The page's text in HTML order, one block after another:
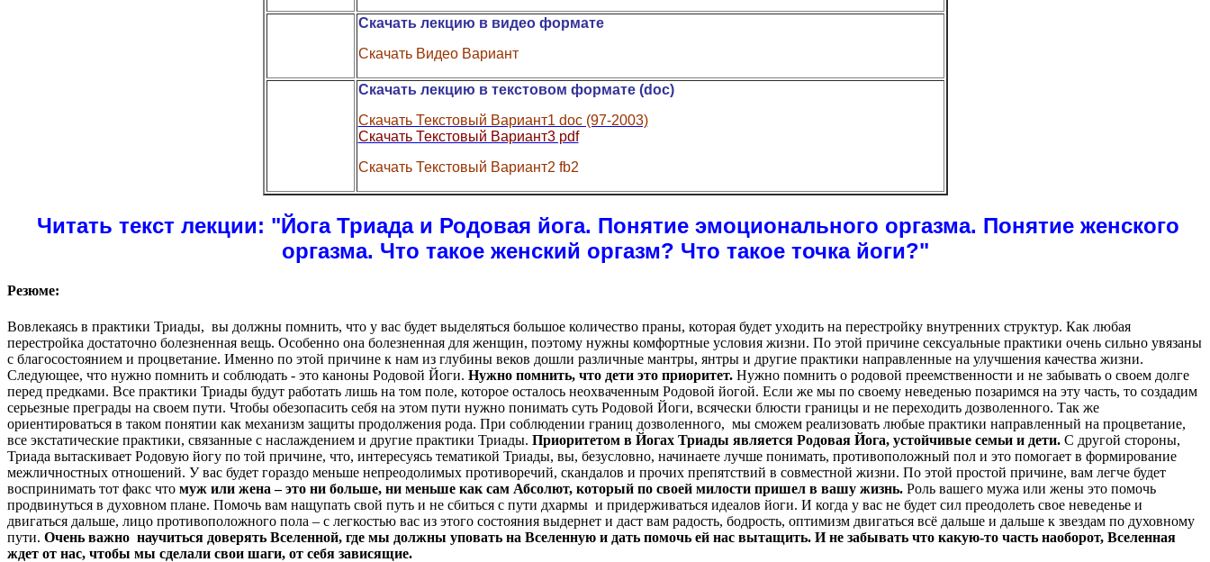
Скачать лекцию в видео формате
Скачать Видео Вариант
Скачать лекцию в текстовом формате (doc)
Скачать Текстовый Вариант1 doc (97-2003)
Скачать Текстовый Вариант3 pdf
Скачать Текстовый Вариант2 fb2
Читать текст лекции: "Йога Триада и Родовая йога. Понятие эмоционального оргазма. Понятие женского
оргазма. Что такое женский оргазм? Что такое точка йоги?"
Резюме:
Вовлекаясь в практики Триады, вы должны помнить, что у вас будет выделяться большое количество праны, которая будет уходить на перестройку внутренних структур. Как любая
перестройка достаточно болезненная вещь. Особенно она болезненная для женщин, поэтому нужны комфортные условия жизни. По этой причине сексуальные практики очень сильно увязаны
с благосостоянием и процветание. Именно по этой причине к нам из глубины веков дошли различные мантры, янтры и другие практики направленные на улучшения качества жизни.
Следующее, что нужно помнить и соблюдать - это каноны Родовой Йоги. Нужно помнить, что дети это приоритет. Нужно помнить о родовой преемственности и не забывать о своем долге
перед предками. Все практики Триады будут работать лишь на том поле, которое осталось неохваченным Родовой йогой. Если же мы по своему неведенью позаримся на эту часть, то создадим
серьезные преграды на своем пути. Чтобы обезопасить себя на этом пути нужно понимать суть Родовой Йоги, всячески блюсти границы и не переходить дозволенного. Так же
ориентироваться в таком понятии как механизм защиты продолжения рода. При соблюдении границ дозволенного, мы сможем реализовать любые практики направленный на процветание,
все экстатические практики, связанные с наслаждением и другие практики Триады. Приоритетом в Йогах Триады является Родовая Йога, устойчивые семьи и дети. С другой стороны,
Триада вытаскивает Родовую йогу по той причине, что, интересуясь тематикой Триады, вы, безусловно, начинаете лучше понимать, противоположный пол и это помогает в формирование
межличностных отношений. У вас будет гораздо меньше непреодолимых противоречий, скандалов и прочих препятствий в совместной жизни. По этой простой причине, вам легче будет
воспринимать тот факс что муж или жена – это ни больше, ни меньше как сам Абсолют, который по своей милости пришел в вашу жизнь. Роль вашего мужа или жены это помочь
продвинуться в духовном плане. Помочь вам нащупать свой путь и не сбиться с пути дхармы и придерживаться идеалов йоги. И когда у вас не будет сил преодолеть свое неведенье и
двигаться дальше, лицо противоположного пола – с легкостью вас из этого состояния выдернет и даст вам радость, бодрость, оптимизм двигаться всё дальше и дальше к звездам по духовному
пути. Очень важно научиться доверять Вселенной, где мы должны уповать на Вселенную и дать помочь ей нас вытащить. И не забывать что какую-то часть наоборот, Вселенная
ждет от нас, чтобы мы сделали свои шаги, от себя зависящие.